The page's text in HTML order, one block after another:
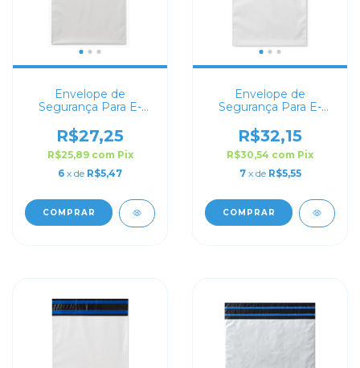
Envelope de
Segurança Para E-
R$27,25
R$25,89 com Pix
6 x de R$5,47
COMPRAR
Envelope de
Segurança Para E-
R$32,15
R$30,54 com Pix
7 x de R$5,55
COMPRAR